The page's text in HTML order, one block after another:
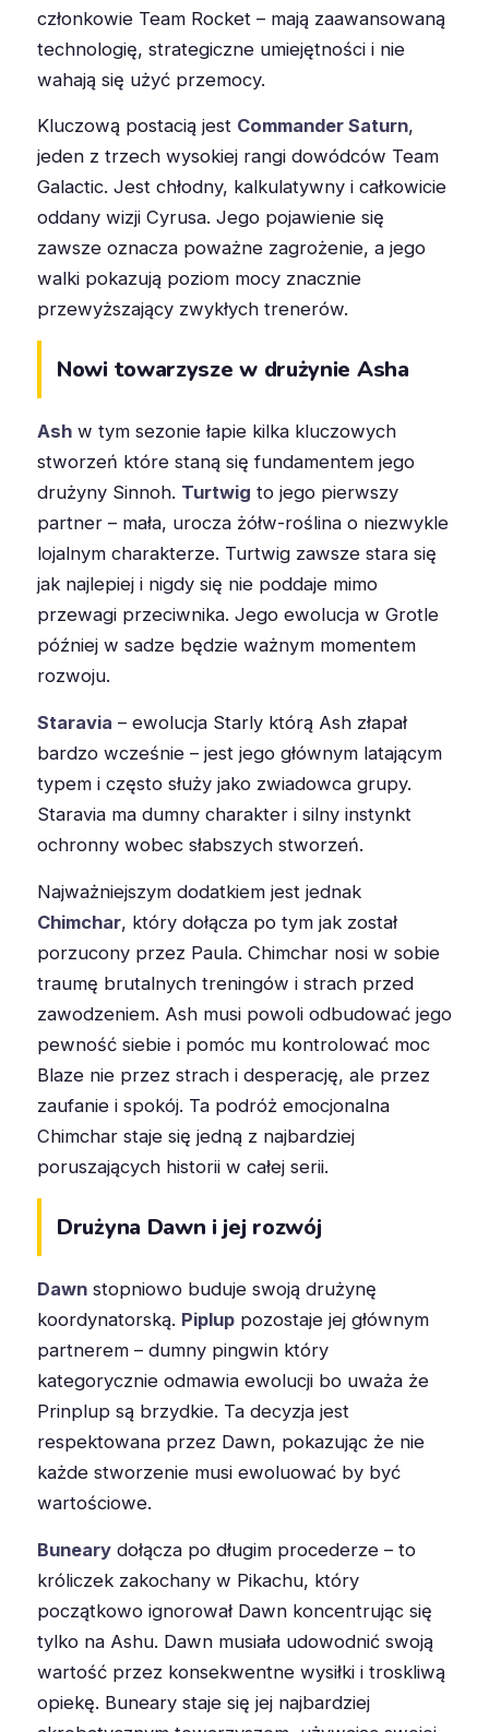
członkowie Team Rocket – mają zaawansowaną
technologię, strategiczne umiejętności i nie
wahają się użyć przemocy.
Kluczową postacią jest Commander Saturn,
jeden z trzech wysokiej rangi dowódców Team
Galactic. Jest chłodny, kalkulatywny i całkowicie
oddany wizji Cyrusa. Jego pojawienie się
zawsze oznacza poważne zagrożenie, a jego
walki pokazują poziom mocy znacznie
przewyższający zwykłych trenerów.
Nowi towarzysze w drużynie Asha
Ash w tym sezonie łapie kilka kluczowych
stworzeń które staną się fundamentem jego
drużyny Sinnoh. Turtwig to jego pierwszy
partner – mała, urocza żółw-roślina o niezwykle
lojalnym charakterze. Turtwig zawsze stara się
jak najlepiej i nigdy się nie poddaje mimo
przewagi przeciwnika. Jego ewolucja w Grotle
później w sadze będzie ważnym momentem
rozwoju.
Staravia – ewolucja Starly którą Ash złapał
bardzo wcześnie – jest jego głównym latającym
typem i często służy jako zwiadowca grupy.
Staravia ma dumny charakter i silny instynkt
ochronny wobec słabszych stworzeń.
Najważniejszym dodatkiem jest jednak
Chimchar, który dołącza po tym jak został
porzucony przez Paula. Chimchar nosi w sobie
traumę brutalnych treningów i strach przed
zawodzeniem. Ash musi powoli odbudować jego
pewność siebie i pomóc mu kontrolować moc
Blaze nie przez strach i desperację, ale przez
zaufanie i spokój. Ta podróż emocjonalna
Chimchar staje się jedną z najbardziej
poruszających historii w całej serii.
Drużyna Dawn i jej rozwój
Dawn stopniowo buduje swoją drużynę
koordynatorską. Piplup pozostaje jej głównym
partnerem – dumny pingwin który
kategorycznie odmawia ewolucji bo uważa że
Prinplup są brzydkie. Ta decyzja jest
respektowana przez Dawn, pokazując że nie
każde stworzenie musi ewoluować by być
wartościowe.
Buneary dołącza po długim procederze – to
króliczek zakochany w Pikachu, który
początkowo ignorował Dawn koncentrując się
tylko na Ashu. Dawn musiała udowodnić swoją
wartość przez konsekwentne wysiłki i troskliwą
opiekę. Buneary staje się jej najbardziej